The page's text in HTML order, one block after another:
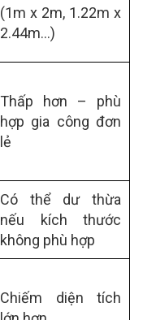
(1m x 2m, 1.22m x
2.44m…)
Thấp hơn – phù
hợp gia công đơn
lẻ
Có thể dư thừa
nếu kích thước
không phù hợp
Chiếm diện tích